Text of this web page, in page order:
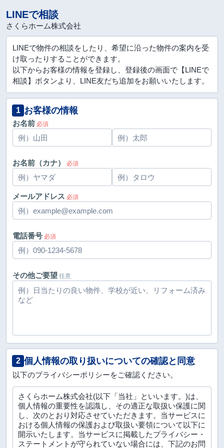
LINEで相談
さくらホーム株式会社
LINEで物件の相談をしたり、希望に沿った物件の案内を受
け取ったりすることができます。
以下からお客様の情報を登録し、登録後の画面で【LINEで
相談】ボタンより、LINE友だち追加をお願いいたします。
1 お客様の情報
お名前 必須
お名前（カナ） 必須
メールアドレス 必須
電話番号 必須
その他ご要望 任意
2 個人情報の取り扱いについての確認と同意
以下のプライバシーポリシーをご確認ください。
さくらホーム株式会社(以下「当社」といいます。)は、
個人情報の重要性を認識し、その適正な取扱い保護に関
し、次のとおり対応させていただきます。当サービスに
おける個人情報の保護および取扱い要領について以下に
開示いたします。当サービスに掲載したプライバシー・
ステートメントが守られていない場合には、下記のお問